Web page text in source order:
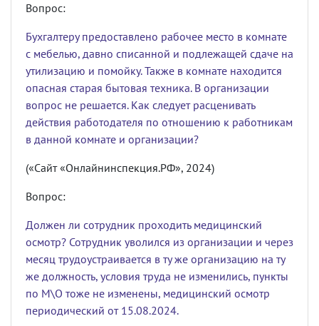
Вопрос:
Бухгалтеру предоставлено рабочее место в комнате
с мебелью, давно списанной и подлежащей сдаче на
утилизацию и помойку. Также в комнате находится
опасная старая бытовая техника. В организации
вопрос не решается. Как следует расценивать
действия работодателя по отношению к работникам
в данной комнате и организации?
(«Сайт «Онлайнинспекция.РФ», 2024)
Вопрос:
Должен ли сотрудник проходить медицинский
осмотр? Сотрудник уволился из организации и через
месяц трудоустраивается в ту же организацию на ту
же должность, условия труда не изменились, пункты
по М\О тоже не изменены, медицинский осмотр
периодический от 15.08.2024.